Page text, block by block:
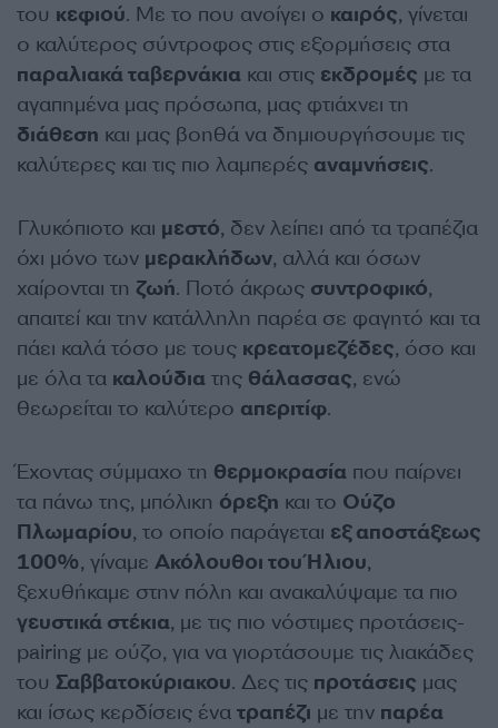
του κεφιού. Με το που ανοίγει ο καιρός, γίνεται
ο καλύτερος σύντροφος στις εξορμήσεις στα
παραλιακά ταβερνάκια και στις εκδρομές με τα
αγαπημένα μας πρόσωπα, μας φτιάχνει τη
διάθεση και μας βοηθά να δημιουργήσουμε τις
καλύτερες και τις πιο λαμπερές αναμνήσεις.
Γλυκόπιοτο και μεστό, δεν λείπει από τα τραπέζια
όχι μόνο των μερακλήδων, αλλά και όσων
χαίρονται τη ζωή. Ποτό άκρως συντροφικό,
απαιτεί και την κατάλληλη παρέα σε φαγητό και τα
πάει καλά τόσο με τους κρεατομεζέδες, όσο και
με όλα τα καλούδια της θάλασσας, ενώ
θεωρείται το καλύτερο απεριτίφ.
Έχοντας σύμμαχο τη θερμοκρασία που παίρνει
τα πάνω της, μπόλικη όρεξη και το Ούζο
Πλωμαρίου, το οποίο παράγεται εξ αποστάξεως
100%, γίναμε Ακόλουθοι του Ήλιου,
ξεχυθήκαμε στην πόλη και ανακαλύψαμε τα πιο
γευστικά στέκια, με τις πιο νόστιμες προτάσεις-
pairing με ούζο, για να γιορτάσουμε τις λιακάδες
του Σαββατοκύριακου. Δες τις προτάσεις μας
και ίσως κερδίσεις ένα τραπέζι με την παρέα